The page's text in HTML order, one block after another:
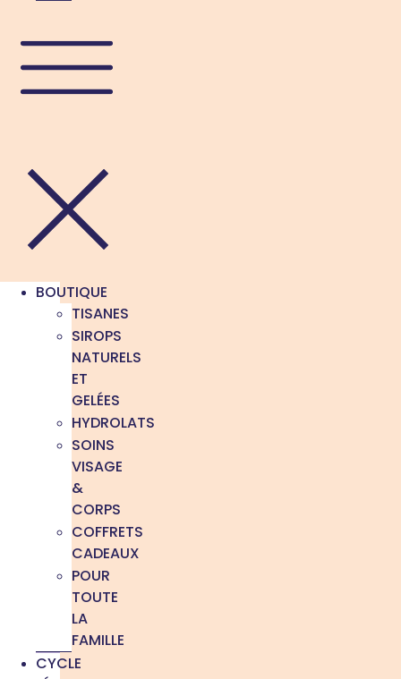
BOUTIQUE
TISANES
SIROPS
NATURELS
ET
GELÉES
HYDROLATS
SOINS
VISAGE
&
CORPS
COFFRETS
CADEAUX
POUR
TOUTE
LA
FAMILLE
CYCLE